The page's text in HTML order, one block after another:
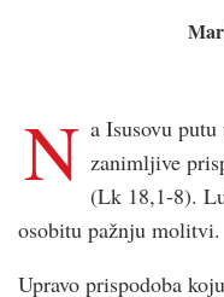
N a Isusovu
zanimljive
(Lk 18,1-8).
osobitu pažnju molitvi.
Upravo prispodoba